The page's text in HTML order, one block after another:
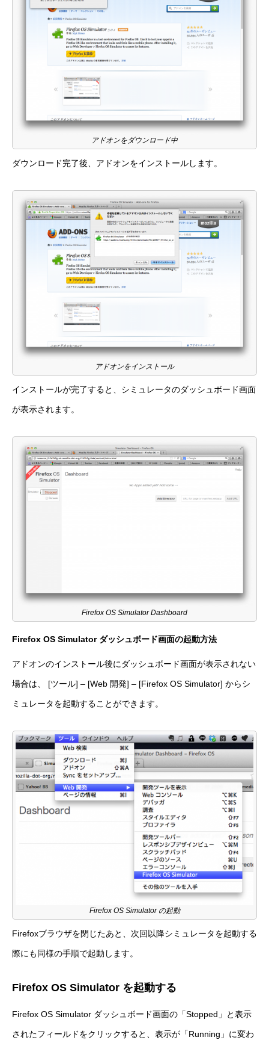
アドオンをダウンロード中
ダウンロード完了後、アドオンをインストールします。
アドオンをインストール
インストールが完了すると、シミュレータのダッシュボード画面
が表示されます。
Firefox OS Simulator Dashboard
Firefox OS Simulator ダッシュボード画面の起動方法
アドオンのインストール後にダッシュボード画面が表示されない
場合は、 [ツール] – [Web 開発] – [Firefox OS Simulator] からシ
ミュレータを起動することができます。
Firefox OS Simulator の起動
Firefoxブラウザを閉じたあと、次回以降シミュレータを起動する
際にも同様の手順で起動します。
Firefox OS Simulator を起動する
Firefox OS Simulator ダッシュボード画面の「Stopped」と表示
されたフィールドをクリックすると、表示が「Running」に変わ